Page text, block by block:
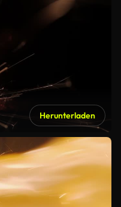
Herunterladen